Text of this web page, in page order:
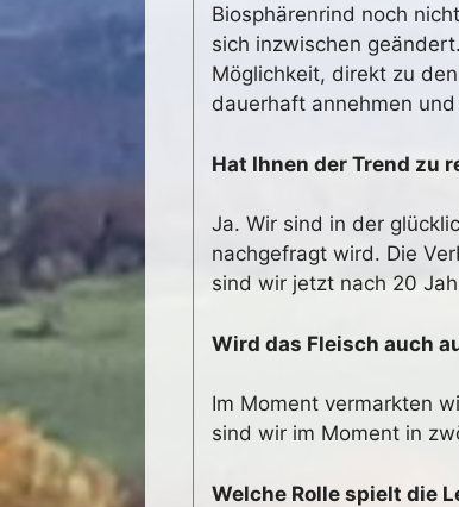
Biosphärenrind noch
sich inzwischen
Möglichkeit, direkt zu
dauerhaft annehmen
Hat Ihnen der Trend zu
Ja. Wir sind in der
nachgefragt wird. Die
sind wir jetzt nach 20
Wird das Fleisch auch
Im Moment vermarkten
sind wir im Moment in
Welche Rolle spielt die